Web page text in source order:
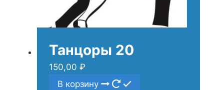
Танцоры 20
150,00 ₽
В корзину